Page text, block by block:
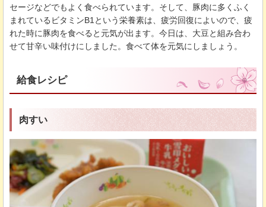
セージなどでもよく食べられています。そして、豚肉に多くふく
まれているビタミンB1という栄養素は、疲労回復によいので、疲
れた時に豚肉を食べると元気が出ます。今日は、大豆と組み合わ
せて甘辛い味付けにしました。食べて体を元気にしましょう。
給食レシピ
肉すい